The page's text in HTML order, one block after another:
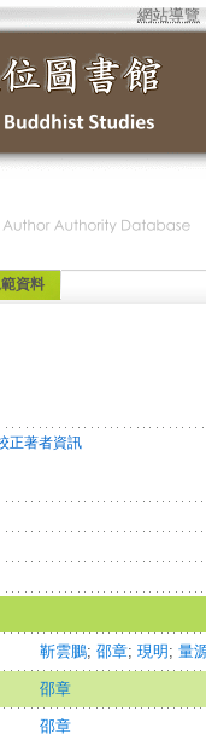
網站導覽
資料
正著者資訊
靳雲鵬; 邵章; 現明 ; 量
邵章
邵章